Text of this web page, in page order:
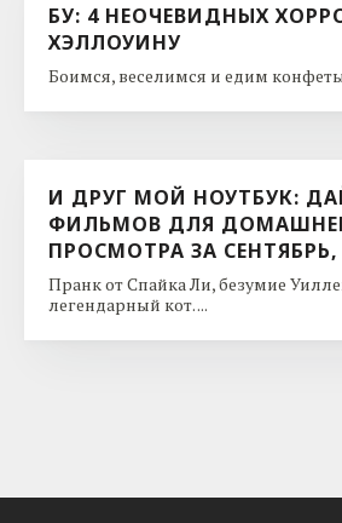
БУ: 4 НЕОЧЕВИДНЫХ
ХЭЛЛОУИНУ
Боимся, веселимся и едим
И ДРУГ МОЙ НОУТБУК:
ФИЛЬМОВ ДЛЯ
ПРОСМОТРА ЗА СЕНТЯБРЬ,
Пранк от Спайка Ли, безумие
легендарный кот. ...